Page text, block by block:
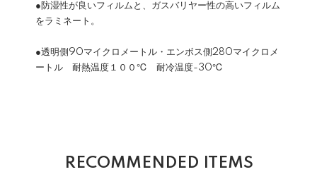
●防湿性が良いフィルムと、ガスバリヤー性の高いフィルム
をラミネート。
●透明側90マイクロメートル・エンボス側280マイクロメ
ートル 耐熱温度１００℃ 耐冷温度-30℃
RECOMMENDED ITEMS